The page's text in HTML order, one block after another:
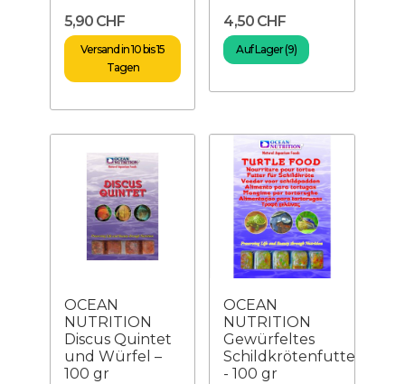
5,90 CHF
Versand in 10 bis 15
Tagen
4,50 CHF
Auf Lager (9)
OCEAN
NUTRITION
Discus Quintet
und Würfel –
100 gr
OCEAN
NUTRITION
Gewürfeltes
Schildkrötenfutter
- 100 gr